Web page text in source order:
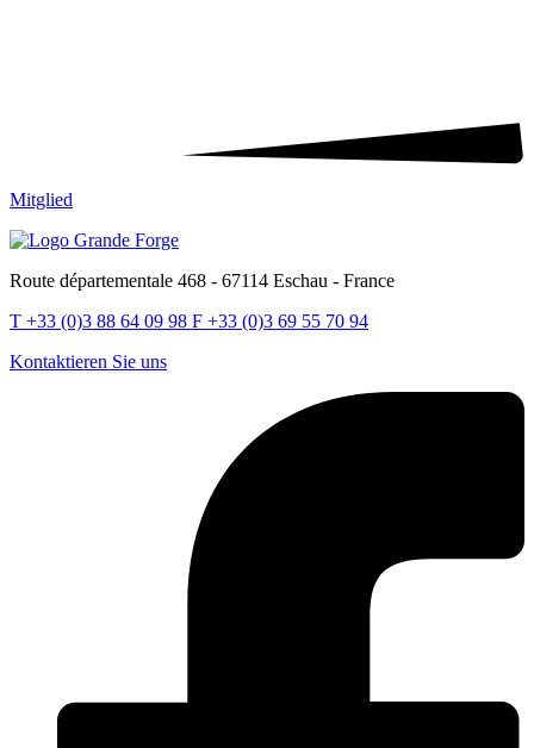
Mitglied
Route départementale 468 - 67114 Eschau - France
T +33 (0)3 88 64 09 98 F +33 (0)3 69 55 70 94
Kontaktieren Sie uns